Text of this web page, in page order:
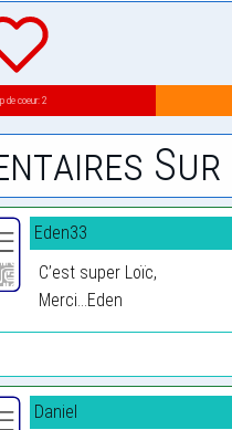
de coeur: 2
Sur
Eden33
C’est super Loïc,
Merci...Eden
Daniel